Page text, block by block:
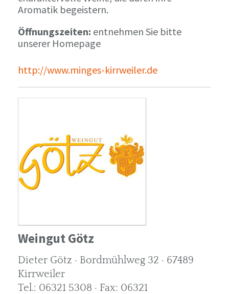
Aromatik begeistern.
Öffnungszeiten: entnehmen Sie bitte
unserer Homepage
http://www.minges-kirrweiler.de
Weingut Götz
Dieter Götz · Bordmühlweg 32 · 67489
Kirrweiler
Tel.: 06321 5308 · Fax: 06321